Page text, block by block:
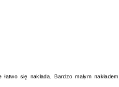
się nakłada. Bardzo małym